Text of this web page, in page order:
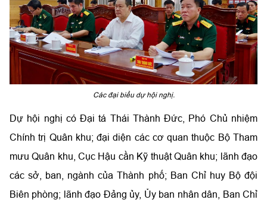
Các đại biểu dự hội nghị.
Dự hội nghị có Đại tá Thái Thành Đức, Phó Chủ nhiệm
Chính trị Quân khu; đại diện các cơ quan thuộc Bộ Tham
mưu Quân khu, Cục Hậu cần Kỹ thuật Quân khu; lãnh đạo
các sở, ban, ngành của Thành phố; Ban Chỉ huy Bộ đội
Biên phòng; lãnh đạo Đảng ủy, Ủy ban nhân dân, Ban Chỉ